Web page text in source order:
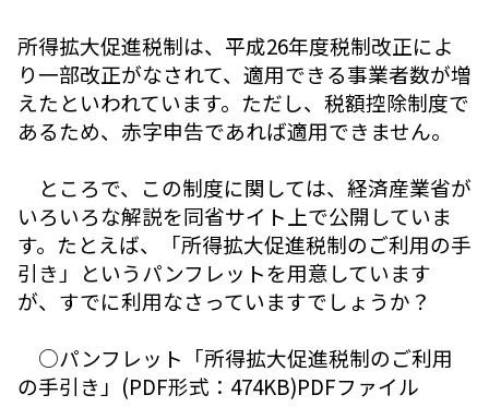
所得拡大促進税制は、平成26年度税制改正によ
り一部改正がなされて、適用できる事業者数が増
えたといわれています。ただし、税額控除制度で
あるため、赤字申告であれば適用できません。
ところで、この制度に関しては、経済産業省が
いろいろな解説を同省サイト上で公開していま
す。たとえば、「所得拡大促進税制のご利用の手
引き」というパンフレットを用意しています
が、すでに利用なさっていますでしょうか？
○パンフレット「所得拡大促進税制のご利用
の手引き」(PDF形式：474KB)PDFファイル